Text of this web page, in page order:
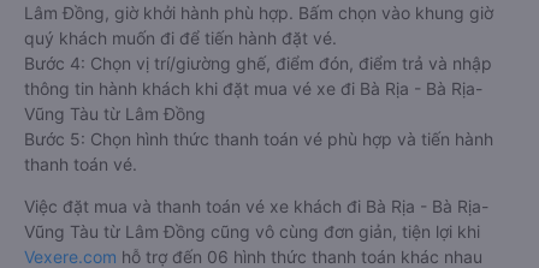
Lâm Đồng, giờ khởi hành phù hợp. Bấm chọn vào khung giờ
quý khách muốn đi để tiến hành đặt vé.
Bước 4: Chọn vị trí/giường ghế, điểm đón, điểm trả và nhập
thông tin hành khách khi đặt mua vé xe đi Bà Rịa - Bà Rịa-
Vũng Tàu từ Lâm Đồng
Bước 5: Chọn hình thức thanh toán vé phù hợp và tiến hành
thanh toán vé.
Việc đặt mua và thanh toán vé xe khách đi Bà Rịa - Bà Rịa-
Vũng Tàu từ Lâm Đồng cũng vô cùng đơn giản, tiện lợi khi
Vexere.com hỗ trợ đến 06 hình thức thanh toán khác nhau